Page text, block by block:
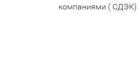
компаниями ( СДЭК)